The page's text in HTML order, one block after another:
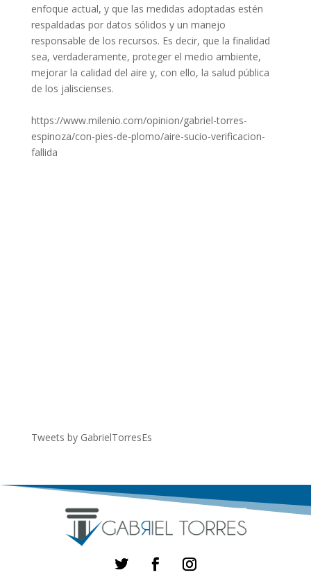
enfoque actual, y que las medidas adoptadas estén
respaldadas por datos sólidos y un manejo
responsable de los recursos. Es decir, que la finalidad
sea, verdaderamente, proteger el medio ambiente,
mejorar la calidad del aire y, con ello, la salud pública
de los jaliscienses.
https://www.milenio.com/opinion/gabriel-torres-
espinoza/con-pies-de-plomo/aire-sucio-verificacion-
fallida
Tweets by GabrielTorresEs